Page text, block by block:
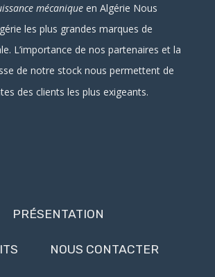
mécanique en Algérie Nous
les plus grandes marques de
L’importance de nos partenaires et la
de notre stock nous permettent de
des clients les plus exigeants.
PRÉSENTATION
NOUS CONTACTER